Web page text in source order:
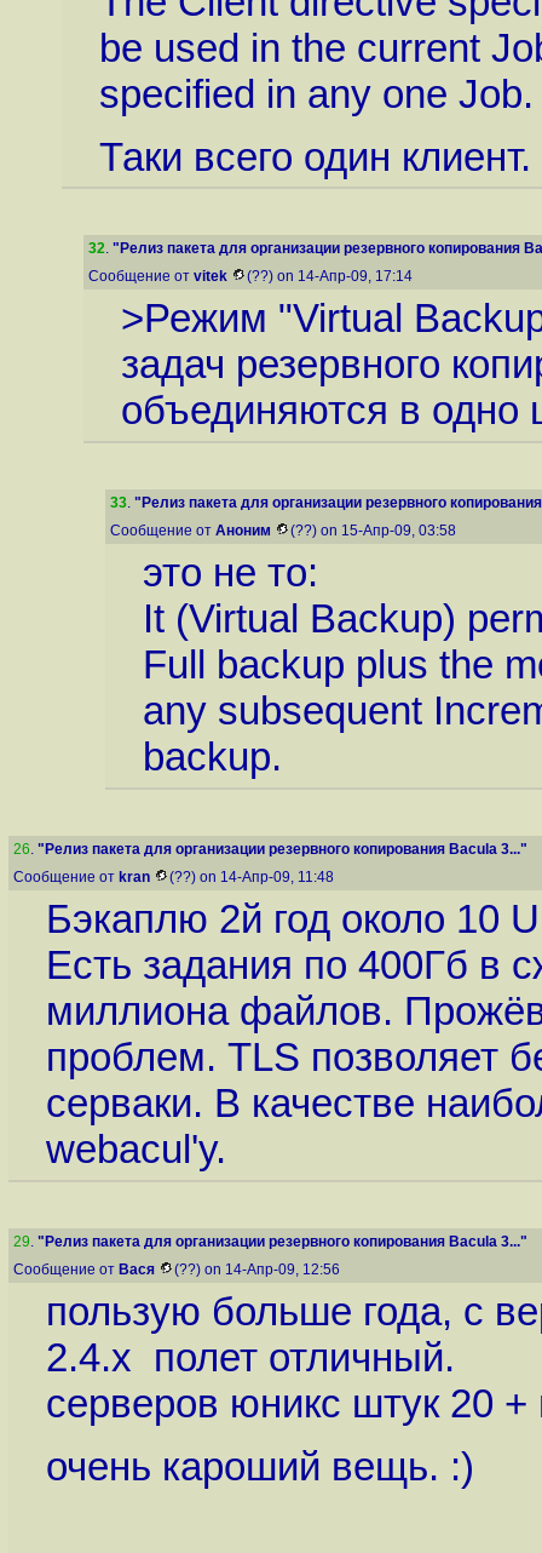
be used in the current
specified in any one Job.
Таки всего один клиент.
32. "Релиз пакета для организации резервного копирования
Сообщение от vitek (??) on 14-Апр-09, 17:14
>Режим "Virtual
задач резервного
объединяются в одно
33. "Релиз пакета для организации резервного
Сообщение от Аноним (??) on 15-Апр-09, 03:58
это не то:
It (Virtual Backup)
Full backup plus the
any subsequent
backup.
26. "Релиз пакета для организации резервного копирования Bacula 3..."
Сообщение от kran (??) on 14-Апр-09, 11:48
Бэкаплю 2й год около 10
Есть задания по 400Гб в
миллиона файлов.
проблем. TLS позволяет
серваки. В качестве
webacul'у.
29. "Релиз пакета для организации резервного копирования Bacula 3..."
Сообщение от Вася (??) on 14-Апр-09, 12:56
пользую больше года, с
2.4.x полет отличный.
серверов юникс штук 20 +
очень кароший вещь. :)